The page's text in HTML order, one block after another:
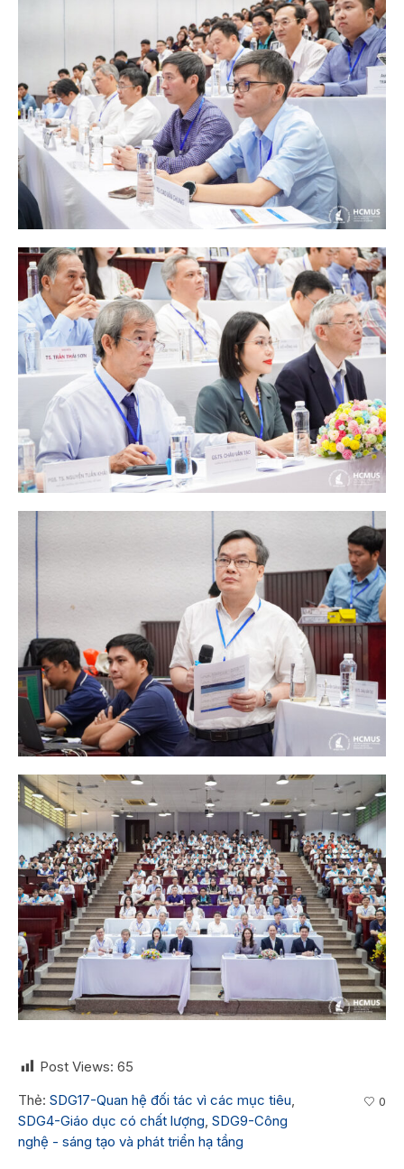
Post Views: 65
Thẻ: SDG17-Quan hệ đối tác vì các mục tiêu,
SDG4-Giáo dục có chất lượng, SDG9-Công
nghệ - sáng tạo và phát triển hạ tầng
0